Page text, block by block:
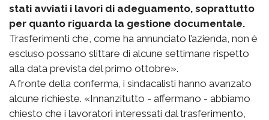
stati avviati i lavori di adeguamento, soprattutto
per quanto riguarda la gestione documentale.
Trasferimenti che, come ha annunciato l’azienda, non è
escluso possano slittare di alcune settimane rispetto
alla data prevista del primo ottobre».
A fronte della conferma, i sindacalisti hanno avanzato
alcune richieste. «Innanzitutto - affermano - abbiamo
chiesto che i lavoratori interessati dal trasferimento,